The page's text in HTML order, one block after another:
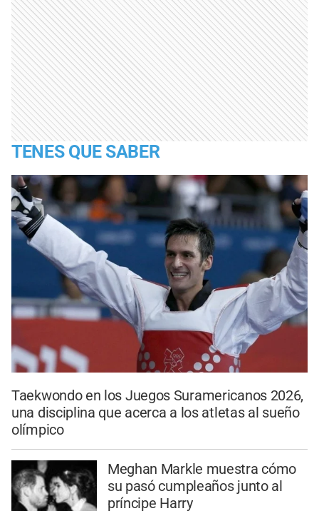
TENES QUE SABER
Taekwondo en los Juegos Suramericanos 2026,
una disciplina que acerca a los atletas al sueño
olímpico
Meghan Markle muestra cómo
su pasó cumpleaños junto al
príncipe Harry